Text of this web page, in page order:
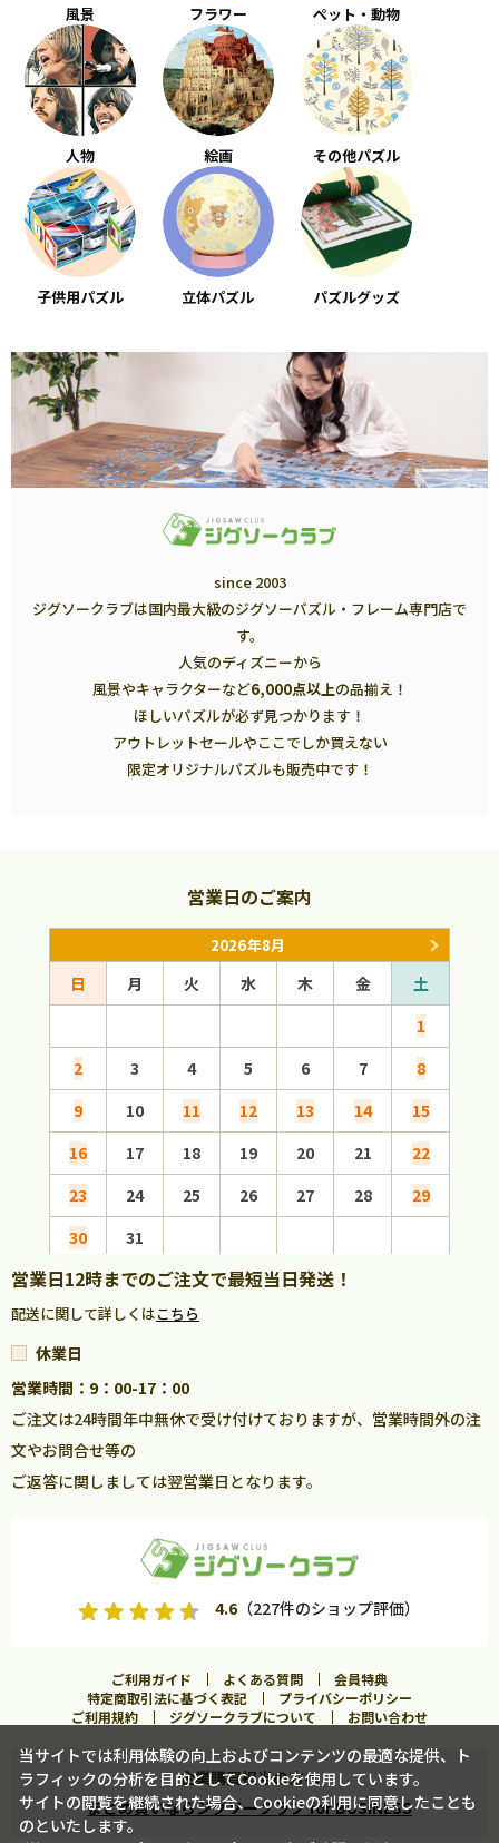
入荷案内申し込み
風景 フラワー ペット・動物
人物 絵画 その他パズル
子供用パズル 立体パズル パズルグッズ
since 2003
ジグソークラブは国内最大級のジグソーパズル・フレーム専門店で
す。
人気のディズニーから
風景やキャラクターなど6,000点以上の品揃え！
ほしいパズルが必ず見つかります！
アウトレットセールやここでしか買えない
限定オリジナルパズルも販売中です！
営業日のご案内
2026年8月
日 月 火 水 木 金
土
1
2
3 4 5 6 7
8
9
10 11 12 13 14
15
16
17 18 19 20 21
22
23
24 25 26 27 28
29
30
31
営業日12時までのご注文で最短当日発送！
配送に関して詳しくはこちら
休業日
営業時間：9：00-17：00
ご注文は24時間年中無休で受け付けておりますが、営業時間外の注
文やお問合せ等の
ご返答に関しましては翌営業日となります。
4.6（227件のショップ評価）
ご利用ガイド よくある質問
会員特典
特定商取引法に基づく表記
プライバシーポリシー
ご利用規約
ジグソークラブについて お問い合わせ
企業購買担当の方へ
まとめ買いならジグソークラブ for BUSINESS
当サイトでは利用体験の向上およびコンテンツの最適な提供、ト
ラフィックの分析を目的としてCookieを使用しています。
サイトの閲覧を継続された場合、Cookieの利用に同意したことも
のといたします。